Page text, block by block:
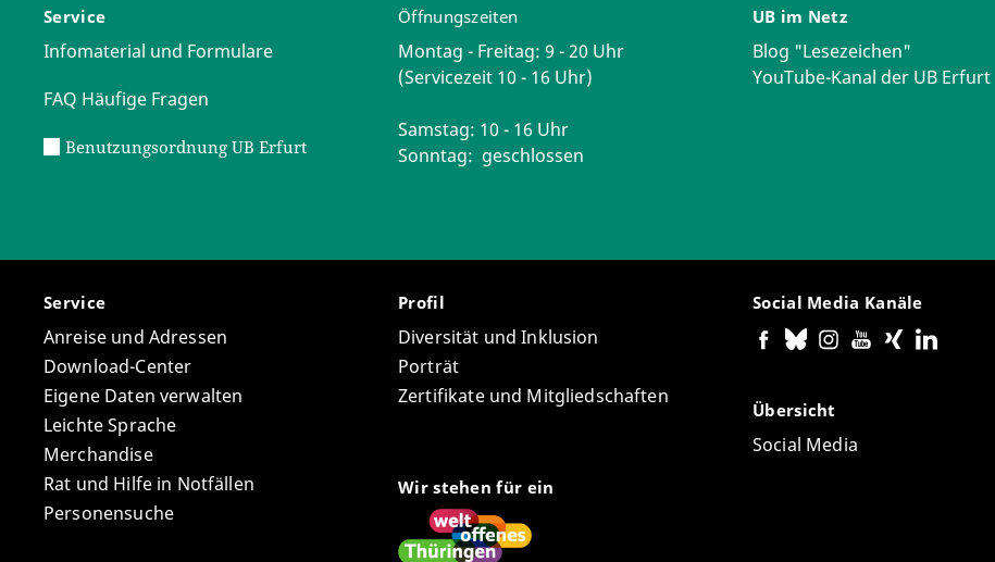
Service
Infomaterial und Formulare
FAQ Häufige Fragen
Benutzungsordnung UB Erfurt
Öffnungszeiten
Montag - Freitag: 9 - 20 Uhr
(Servicezeit 10 - 16 Uhr)
Samstag: 10 - 16 Uhr
Sonntag: geschlossen
UB im Netz
Blog "Lesezeichen"
YouTube-Kanal der UB Erfurt
Service
Anreise und Adressen
Download-Center
Eigene Daten verwalten
Leichte Sprache
Merchandise
Rat und Hilfe in Notfällen
Personensuche
Profil
Diversität und Inklusion
Porträt
Zertifikate und Mitgliedschaften
Wir stehen für ein
Social Media Kanäle
Übersicht
Social Media